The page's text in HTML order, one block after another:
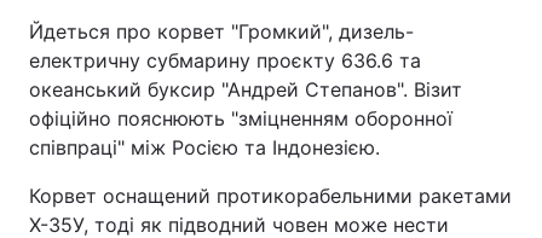
Техно і зв'язок Лайт
Зброя Інциденти
Здоров'я Туризм
Цікавинки Погода
Йдеться про корвет "Громкий", дизель-
електричну субмарину проєкту 636.6 та
океанський буксир "Андрей Степанов". Візит
офіційно пояснюють "зміцненням оборонної
співпраці" між Росією та Індонезією.
Корвет оснащений протикорабельними ракетами
Х-35У, тоді як підводний човен може нести